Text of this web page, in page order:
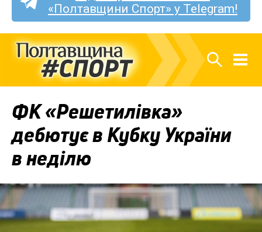
«Полтавщини Спорт» у Telegram!
ФК «Решетилівка»
дебютує в Кубку України
в неділю